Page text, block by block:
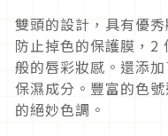
雙頭的設計，具有優
防止掉色的保護膜，2
般的唇彩妝感。還添
保濕成分。豐富的色
的絕妙色調。